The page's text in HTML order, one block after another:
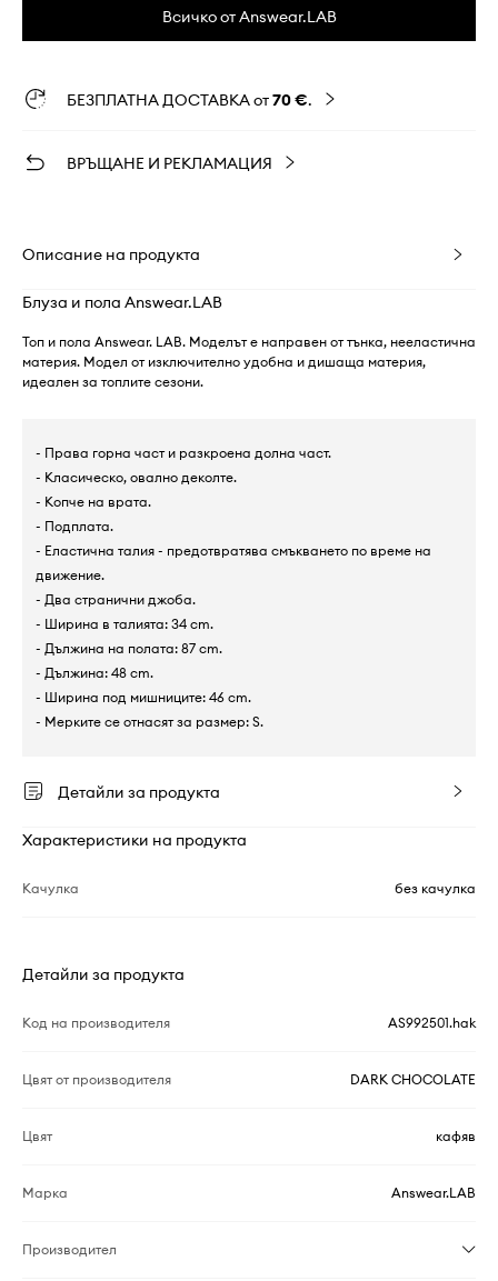
Всичко от Answear.LAB
БЕЗПЛАТНА ДОСТАВКА от70 €.
ВРЪЩАНЕ И РЕКЛАМАЦИЯ
Описание на продукта
Блуза и пола Answear.LAB
Топ и пола Answear. LAB. Моделът е направен от тънка, нееластична
материя. Модел от изключително удобна и дишаща материя,
идеален за топлите сезони.
- Права горна част и разкроена долна част.
- Класическо, овално деколте.
- Копче на врата.
- Подплата.
- Еластична талия - предотвратява смъкването по време на
движение.
- Два странични джоба.
- Ширина в талията: 34 cm.
- Дължина на полата: 87 cm.
- Дължина: 48 cm.
- Ширина под мишниците: 46 cm.
- Мерките се отнасят за размер: S.
Детайли за продукта
Характеристики на продукта
Качулка без качулка
Детайли за продукта
Код на производителя AS992501.hak
Цвят от производителя DARK CHOCOLATE
Цвят кафяв
Марка Answear.LAB
Производител